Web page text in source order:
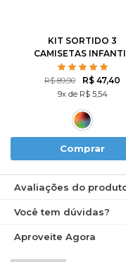
KIT SORTIDO 3
CAMISETAS
MASCULINO AVULSO
R$ 89,90 R$ 47,40
9x de R$ 5,54
Comprar
Avaliações do
Você tem dúvidas?
Aproveite Agora